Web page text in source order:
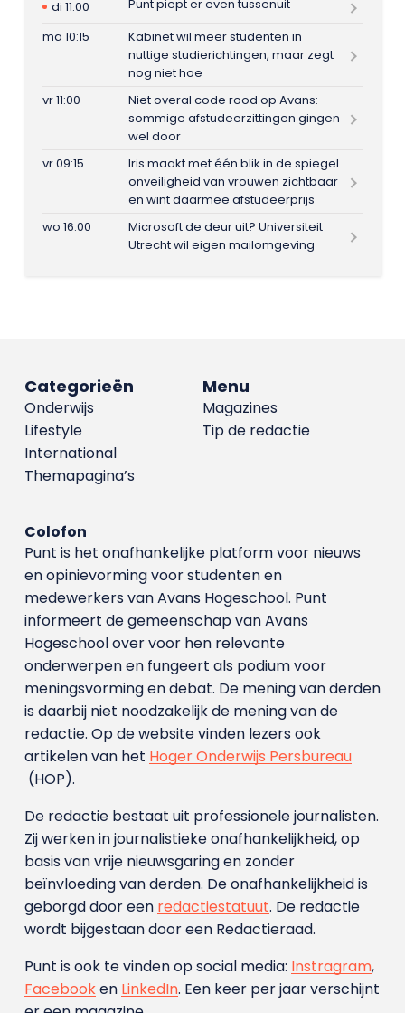
di 11:00
Punt piept er even tussenuit
ma 10:15
Kabinet wil meer studenten in
nuttige studierichtingen, maar zegt
nog niet hoe
vr 11:00
Niet overal code rood op Avans:
sommige afstudeerzittingen gingen
wel door
vr 09:15
Iris maakt met één blik in de spiegel
onveiligheid van vrouwen zichtbaar
en wint daarmee afstudeerprijs
wo 16:00
Microsoft de deur uit? Universiteit
Utrecht wil eigen mailomgeving
Menu
Magazines
Tip de redactie
Categorieën
Onderwijs
Lifestyle
International
Themapagina’s
Colofon
Punt is het onafhankelijke platform voor nieuws
en opinievorming voor studenten en
medewerkers van Avans Hoge­school. Punt
informeert de gemeenschap van Avans
Hogeschool over voor hen relevante
onderwerpen en fungeert als podium voor
meningsvorming en debat. De mening van derden
is daarbij niet noodzakelijk de mening van de
redactie. Op de website vinden lezers ook
artikelen van het Hoger Onderwijs Persbureau
(HOP).
De redactie bestaat uit professionele journalisten.
Zij werken in journalistieke onafhankelijkheid, op
basis van vrije nieuwsgaring en zonder
beïnvloeding van derden. De onafhankelijkheid is
geborgd door een redactiestatuut. De redactie
wordt bijgestaan door een Redactieraad.
Punt is ook te vinden op social media: Instragram,
Facebooken LinkedIn. Een keer per jaar verschijnt